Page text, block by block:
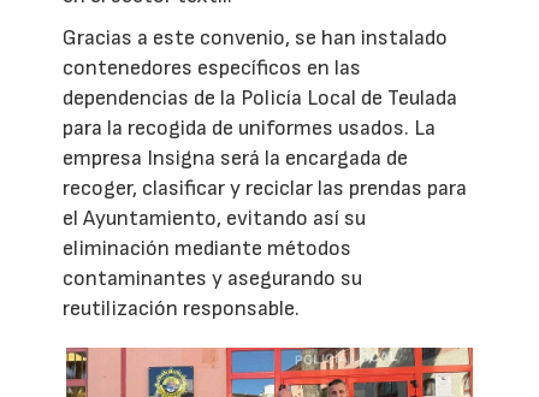
Gracias a este convenio, se han instalado
contenedores específicos en las
dependencias de la Policía Local de Teulada
para la recogida de uniformes usados. La
empresa Insigna será la encargada de
recoger, clasificar y reciclar las prendas para
el Ayuntamiento, evitando así su
eliminación mediante métodos
contaminantes y asegurando su
reutilización responsable.